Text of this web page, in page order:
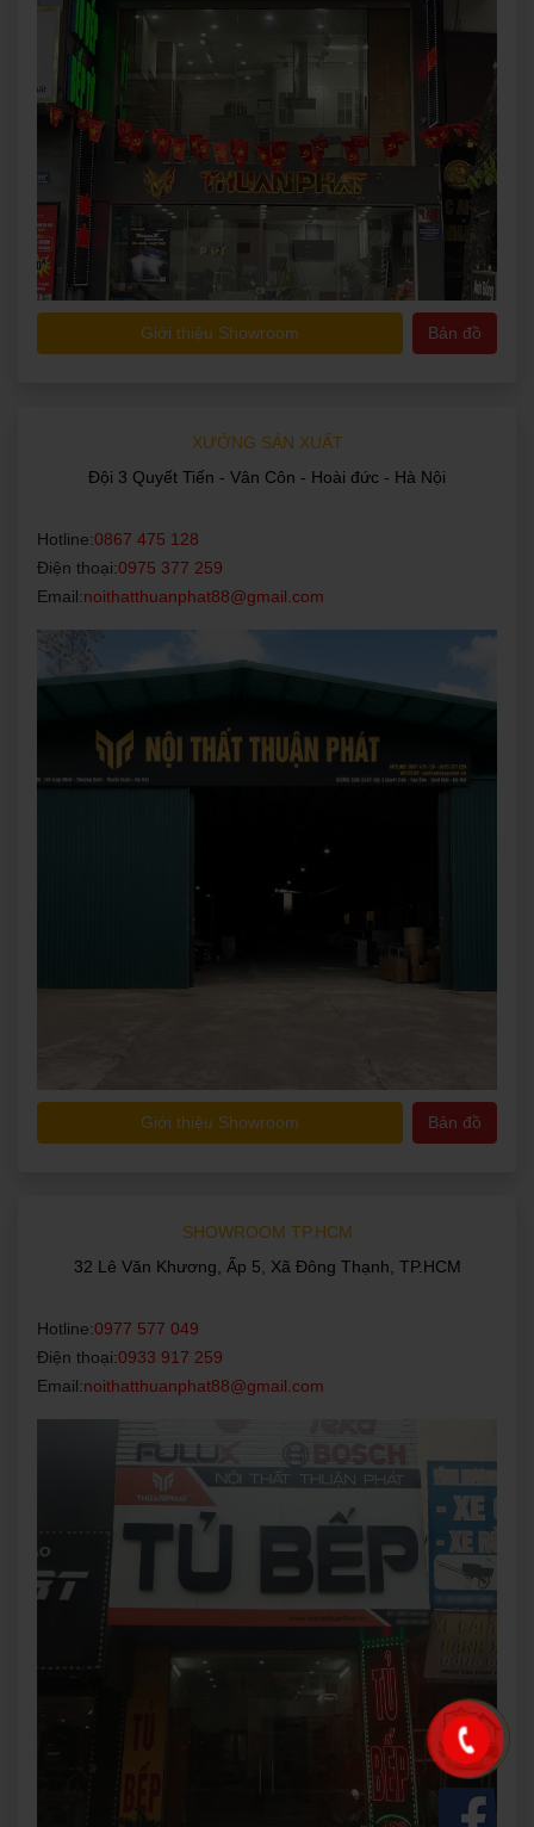
Giới thiệu Showroom Bản đồ
XƯỞNG SẢN XUẤT
Đội 3 Quyết Tiến - Vân Côn - Hoài đức - Hà Nội
Hotline:0867 475 128
Điện thoại:0975 377 259
Email:noithatthuanphat88@gmail.com
Giới thiệu Showroom Bản đồ
SHOWROOM TP.HCM
32 Lê Văn Khương, Ấp 5, Xã Đông Thạnh, TP.HCM
Hotline:0977 577 049
Điện thoại:0933 917 259
Email:noithatthuanphat88@gmail.com